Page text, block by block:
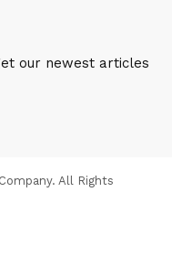
our newest articles
All Rights